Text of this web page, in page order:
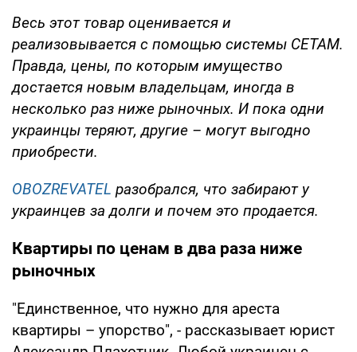
Весь этот товар оценивается и
реализовывается с помощью системы СЕТАМ.
Правда, цены, по которым имущество
достается новым владельцам, иногда в
несколько раз ниже рыночных. И пока одни
украинцы теряют, другие – могут выгодно
приобрести.
OBOZREVATEL разобрался, что забирают у
украинцев за долги и почем это продается.
Квартиры по ценам в два раза ниже
рыночных
"Единственное, что нужно для ареста
квартиры – упорство", - рассказывает юрист